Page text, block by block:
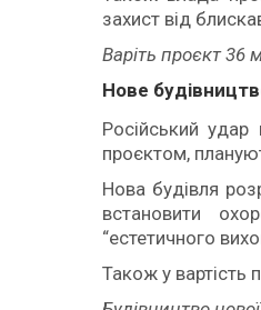
захист від
Варіть проєкт 36
Нове
Російський
проєктом,
Нова будівля
встановити
“естетичного
Також у вартість